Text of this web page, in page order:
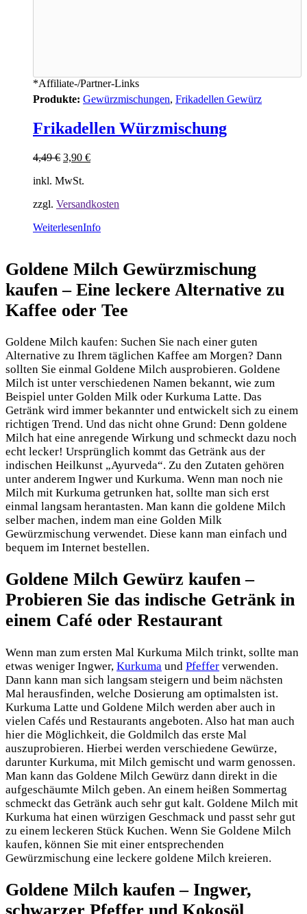
*Affiliate-/Partner-Links
Produkte: Gewürzmischungen, Frikadellen Gewürz
Frikadellen Würzmischung
4,49€ 3,90 €
inkl. MwSt.
zzgl. Versandkosten
WeiterlesenInfo
Goldene Milch Gewürzmischung
kaufen – Eine leckere Alternative zu
Kaffee oder Tee
Goldene Milch kaufen: Suchen Sie nach einer guten
Alternative zu Ihrem täglichen Kaffee am Morgen? Dann
sollten Sie einmal Goldene Milch ausprobieren. Goldene
Milch ist unter verschiedenen Namen bekannt, wie zum
Beispiel unter Golden Milk oder Kurkuma Latte. Das
Getränk wird immer bekannter und entwickelt sich zu einem
richtigen Trend. Und das nicht ohne Grund: Denn goldene
Milch hat eine anregende Wirkung und schmeckt dazu noch
echt lecker! Ursprünglich kommt das Getränk aus der
indischen Heilkunst „Ayurveda“. Zu den Zutaten gehören
unter anderem Ingwer und Kurkuma. Wenn man noch nie
Milch mit Kurkuma getrunken hat, sollte man sich erst
einmal langsam herantasten. Man kann die goldene Milch
selber machen, indem man eine Golden Milk
Gewürzmischung verwendet. Diese kann man einfach und
bequem im Internet bestellen.
Goldene Milch Gewürz kaufen –
Probieren Sie das indische Getränk in
einem Café oder Restaurant
Wenn man zum ersten Mal Kurkuma Milch trinkt, sollte man
etwas weniger Ingwer, Kurkuma und Pfeffer verwenden.
Dann kann man sich langsam steigern und beim nächsten
Mal herausfinden, welche Dosierung am optimalsten ist.
Kurkuma Latte und Goldene Milch werden aber auch in
vielen Cafés und Restaurants angeboten. Also hat man auch
hier die Möglichkeit, die Goldmilch das erste Mal
auszuprobieren. Hierbei werden verschiedene Gewürze,
darunter Kurkuma, mit Milch gemischt und warm genossen.
Man kann das Goldene Milch Gewürz dann direkt in die
aufgeschäumte Milch geben. An einem heißen Sommertag
schmeckt das Getränk auch sehr gut kalt. Goldene Milch mit
Kurkuma hat einen würzigen Geschmack und passt sehr gut
zu einem leckeren Stück Kuchen. Wenn Sie Goldene Milch
kaufen, können Sie mit einer entsprechenden
Gewürzmischung eine leckere goldene Milch kreieren.
Goldene Milch kaufen – Ingwer,
schwarzer Pfeffer und Kokosöl